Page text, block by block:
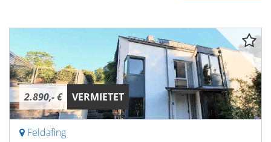
2.890,- € VERMIETET
Feldafing